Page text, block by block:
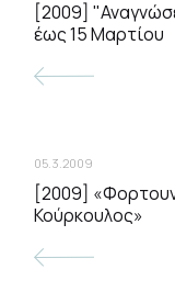
[2009]
έως 15 Μαρτίου
05.3.2009
[2009]
Κούρκουλος»